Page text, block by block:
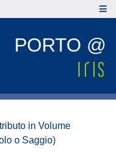
PORTO @
in Volume
o Saggio)